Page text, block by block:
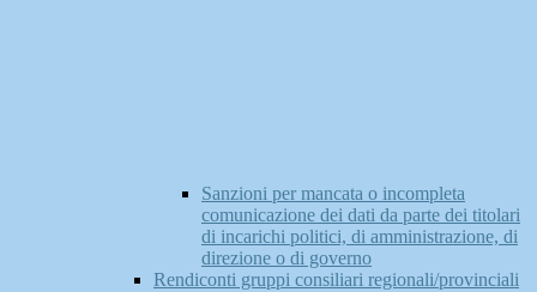
Sanzioni per mancata o incompleta
comunicazione dei dati da parte dei titolari
di incarichi politici, di amministrazione, di
direzione o di governo
Rendiconti gruppi consiliari regionali/provinciali